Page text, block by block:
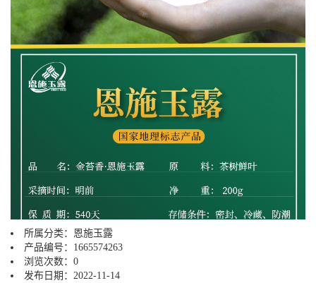
所属分类：
恩施玉露
产品编号： 1665574263
浏览次数： 0
发布日期： 2022-11-14